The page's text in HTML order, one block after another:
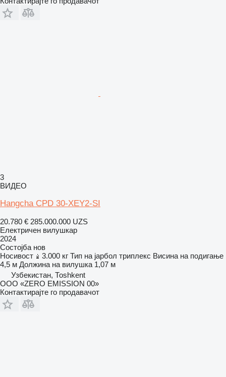
3
ВИДЕО
Hangcha CPD 30-XEY2-SI
20.780 € 285.000.000 UZS
Електричен вилушкар
2024
Состојба нов
Носивост
3.000 кг Тип на јарбол триплекс Висина на подигање
4,5 м Должина на вилушка 1,07 м
Узбекистан, Тоshkent
ООО «ZERO EMISSION 00»
Контактирајте го продавачот